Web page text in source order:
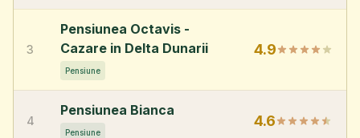
3
Pensiunea Octavis -
Cazare in Delta Dunarii
Pensiune
4.9
4
Pensiunea Bianca
Pensiune
4.6